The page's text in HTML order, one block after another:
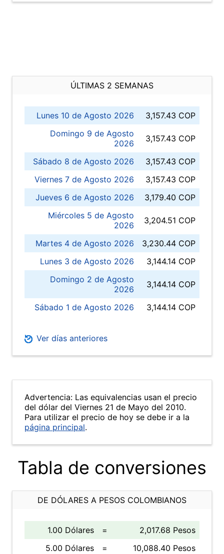
ÚLTIMAS 2 SEMANAS
Lunes 10 de Agosto 2026
3,157.43 COP
Domingo 9 de Agosto
2026
3,157.43 COP
Sábado 8 de Agosto 2026
3,157.43 COP
Viernes 7 de Agosto 2026
3,157.43 COP
Jueves 6 de Agosto 2026
3,179.40 COP
Miércoles 5 de Agosto
2026
3,204.51 COP
Martes 4 de Agosto 2026
3,230.44 COP
Lunes 3 de Agosto 2026
3,144.14 COP
Domingo 2 de Agosto
2026
3,144.14 COP
Sábado 1 de Agosto 2026 3,144.14 COP
Ver días anteriores
Advertencia: Las equivalencias usan el precio
del dólar del Viernes 21 de Mayo del 2010.
Para utilizar el precio de hoy se debe ir a la
página principal.
Tabla de conversiones
DE DÓLARES A PESOS COLOMBIANOS
1.00 Dólares =
2,017.68 Pesos
5.00 Dólares
=
10,088.40 Pesos